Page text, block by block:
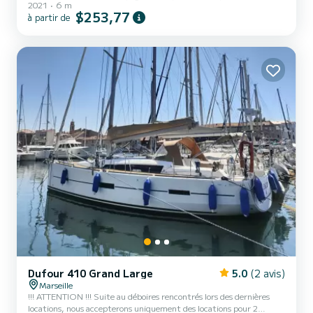
personnes est l'idéal. Le moteur est un mercury 115 Ch silencieux
et surtout très économique ! À vous de profiter de nos belles
de cockpit ~ TRÈS GRAND bain de solei...
2021
6 m
à partir de $253,77
Dufour 410 Grand Large 5.0 (2 avis)
Marseille
!!! ATTENTION !!! Suite au déboires rencontrés lors des dernières
locations, nous accepterons uniquement des locations pour 2